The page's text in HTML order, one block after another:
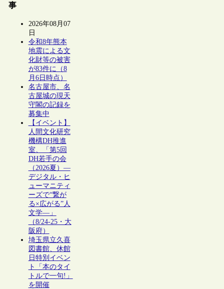
事
2026年08月07
日
令和8年熊本
地震による文
化財等の被害
が83件に（8
月6日時点）
名古屋市、名
古屋城の現天
守閣の記録を
募集中
【イベント】
人間文化研究
機構DH推進
室、「第5回
DH若手の会
（2026夏）―
デジタル・ヒ
ューマニティ
ーズで“繋が
る×広がる”人
文学―」
（8/24-25・大
阪府）
埼玉県立久喜
図書館、休館
日特別イベン
ト「本のタイ
トルで一句!」
を開催